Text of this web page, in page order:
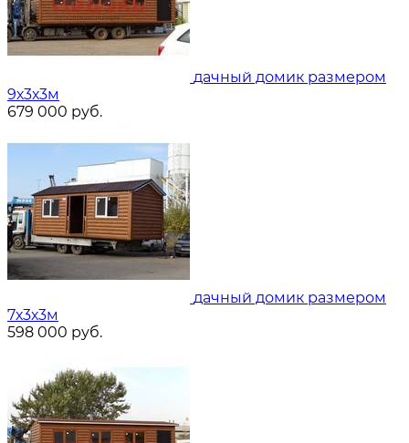
дачный домик размером
9х3х3м
679 000 руб.
дачный домик размером
7х3х3м
598 000 руб.